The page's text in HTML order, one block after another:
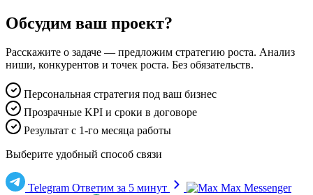
Обсудим ваш проект?
Расскажите о задаче — предложим стратегию роста. Анализ
ниши, конкурентов и точек роста. Без обязательств.
Персональная стратегия под ваш бизнес
Прозрачные KPI и сроки в договоре
Результат с 1-го месяца работы
Выберите удобный способ связи
Telegram Ответим за 5 минут
Max Messenger